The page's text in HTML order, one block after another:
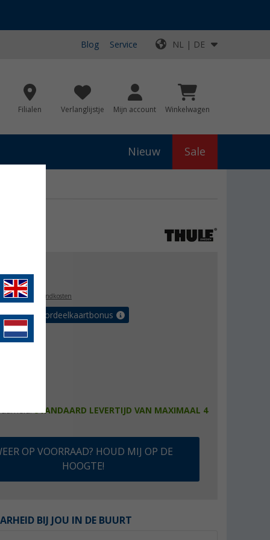
Blog Service NL | DE
Filialen Verlanglijstje Mijn account Winkelwagen
Nieuw Sale
BTWplus verzendkosten
tot 5% voordeelkaartbonus
STANDAARD LEVERTIJD VAN MAXIMAAL 4
OP VOORRAAD? HOUD MIJ OP DE
HOOGTE!
BIJ JOU IN DE BUURT